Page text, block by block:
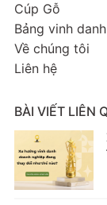
Cúp Gỗ
Bảng vinh danh
Về chúng tôi
Liên hệ
BÀI VIẾT LIÊN